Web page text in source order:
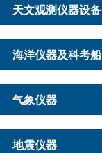
天文观测仪器设备
海洋仪器及科考船
气象仪器
地震仪器